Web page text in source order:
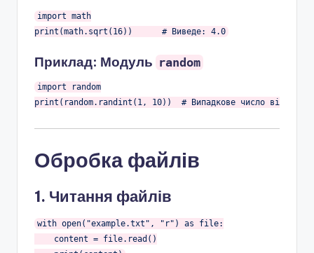
import math
print(math.sqrt( 16)) # Виведе: 4.0
Приклад: Модуль random
import random
print(random.randint( 1, 10)) # Випадкове число від 1 до
Обробка файлів
1. Читання файлів
with open( "example.txt" , "r" ) as file:
    content = file.read()